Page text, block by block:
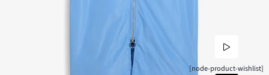
[node-product-wishlist]